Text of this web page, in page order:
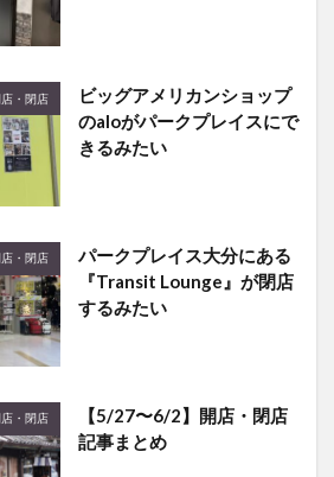
・閉店
ビッグアメリカンショップ
のaloがパークプレイスにで
きるみたい
店・閉店
パークプレイス大分にある
『Transit Lounge』が閉店
するみたい
店・閉店
【5/27〜6/2】開店・閉店
記事まとめ